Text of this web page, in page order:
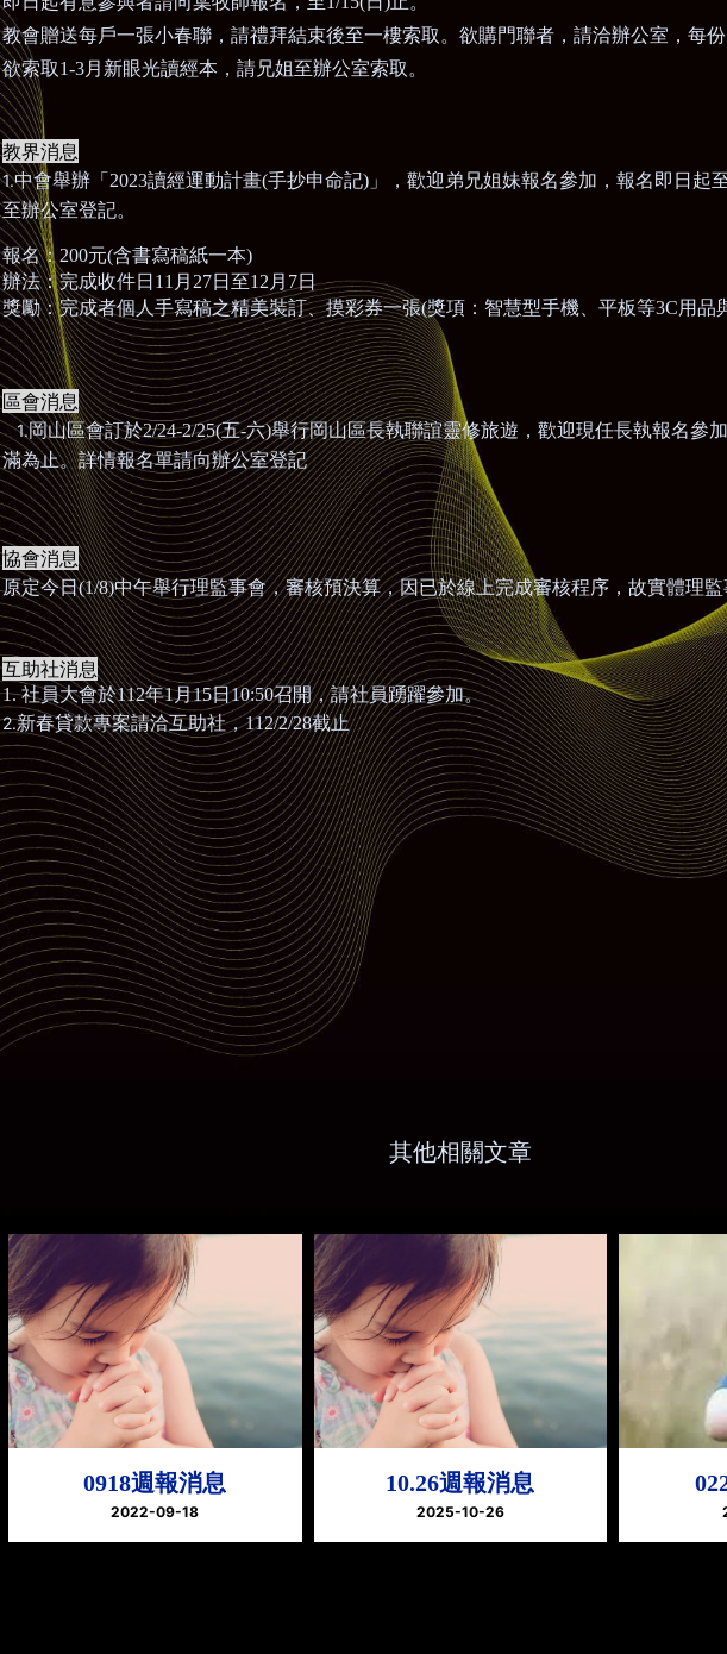
教會贈送每戶一張小春聯，請禮拜結束後至一樓索取。欲購門聯者，請洽辦公室，每份
欲索取1-3月新眼光讀經本，請兄姐至辦公室索取。
教界消息
1.中會舉辦「 2023讀經運動計畫(手抄申命記)」，歡迎弟兄姐妹報名參加，報名即日起
至辦公室登記。
報名： 200元(含書寫稿紙一本)
辦法：完成收件日 11 月 27日至12 月 7日
獎勵：完成者個人手寫稿之精美裝訂、摸彩券一張(獎項：智慧型手機、平板等3C用品
區會消息
​​​​​​​1.岡山區會訂於2/24-2/25(五-六)舉行岡山區長執聯誼靈修旅遊 ，歡迎現任長執報名參
滿為止。詳情報名單請向辦公室登記
協會消息
原定今日(1/8)中午舉行理監事會，審核預決算，因已於線上完成審核程序，故實體理
互助社消息
1.社員大會於112年1月15日10:50召開，請社員踴躍參加。
​​​​​​​2.新春貸款專案請洽互助社，112/2/28截止
其他相關文章
0918週報消息
2022-09-18
10.26週報消息
2025-10-26